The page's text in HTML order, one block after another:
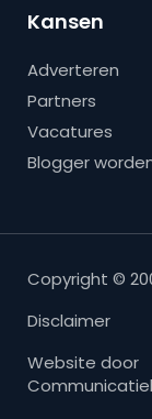
Kansen
Adverteren
Partners
Vacatures
Blogger
Copyright ©
Disclaimer
Website door